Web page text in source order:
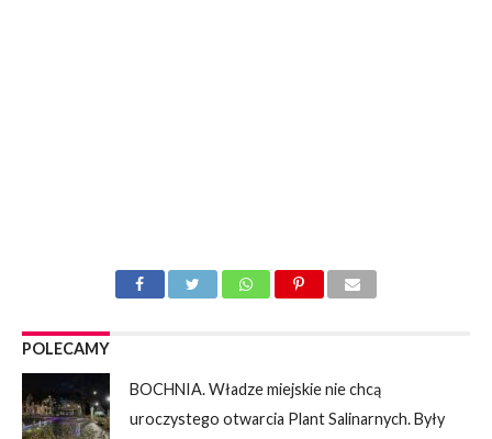
POLECAMY
BOCHNIA. Władze miejskie nie chcą
uroczystego otwarcia Plant Salinarnych. Były